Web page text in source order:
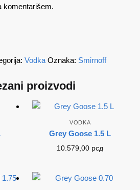
komentarišem.
Vodka Oznaka: Smirnoff
proizvodi
VODKA
Grey Goose 1.5 L
10.579,00 рсд